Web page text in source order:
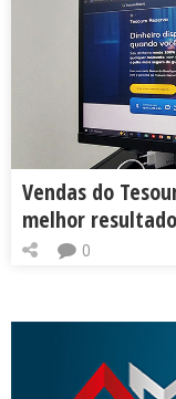
Vendas do
melhor
0